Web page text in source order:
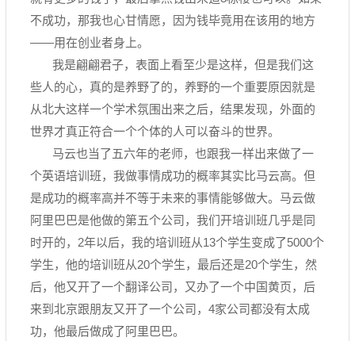
不成功，那我也心甘情愿，因为钱毕竟用在该用的地方
——用在创业者身上。
我是翩翩君子，表面上看至少是这样，但是我们这
些人的心，真的是养野了的，养野的一个重要原因就是
从北大这样一个学术氛围出来之后，结果发现，外面的
世界才真正符合一个个体的人可以奋斗的世界。
马云也当了五六年的老师，也跟我一样出来做了一
个英语培训班，我做事情成功的概率其实比马云高。但
是成功的概率高并不等于未来的事情能够做大。马云做
阿里巴巴是他做的第五个公司，我们开培训班几乎是同
时开的，2年以后，我的培训班从13个学生变成了5000个
学生，他的培训班从20个学生，最后还是20个学生，然
后，他又开了一个翻译公司，又办了一个中国黄页，后
来到北京跟朋友又开了一个公司，4家公司都没有太成
功，他最后做成了阿里巴巴。